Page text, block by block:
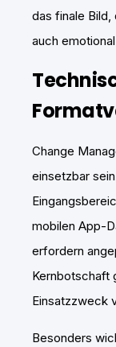
das finale Bild,
auch
Change
einsetzbar
mobilen App-
erfordern
Kernbotschaft
Einsatzzweck
Besonders